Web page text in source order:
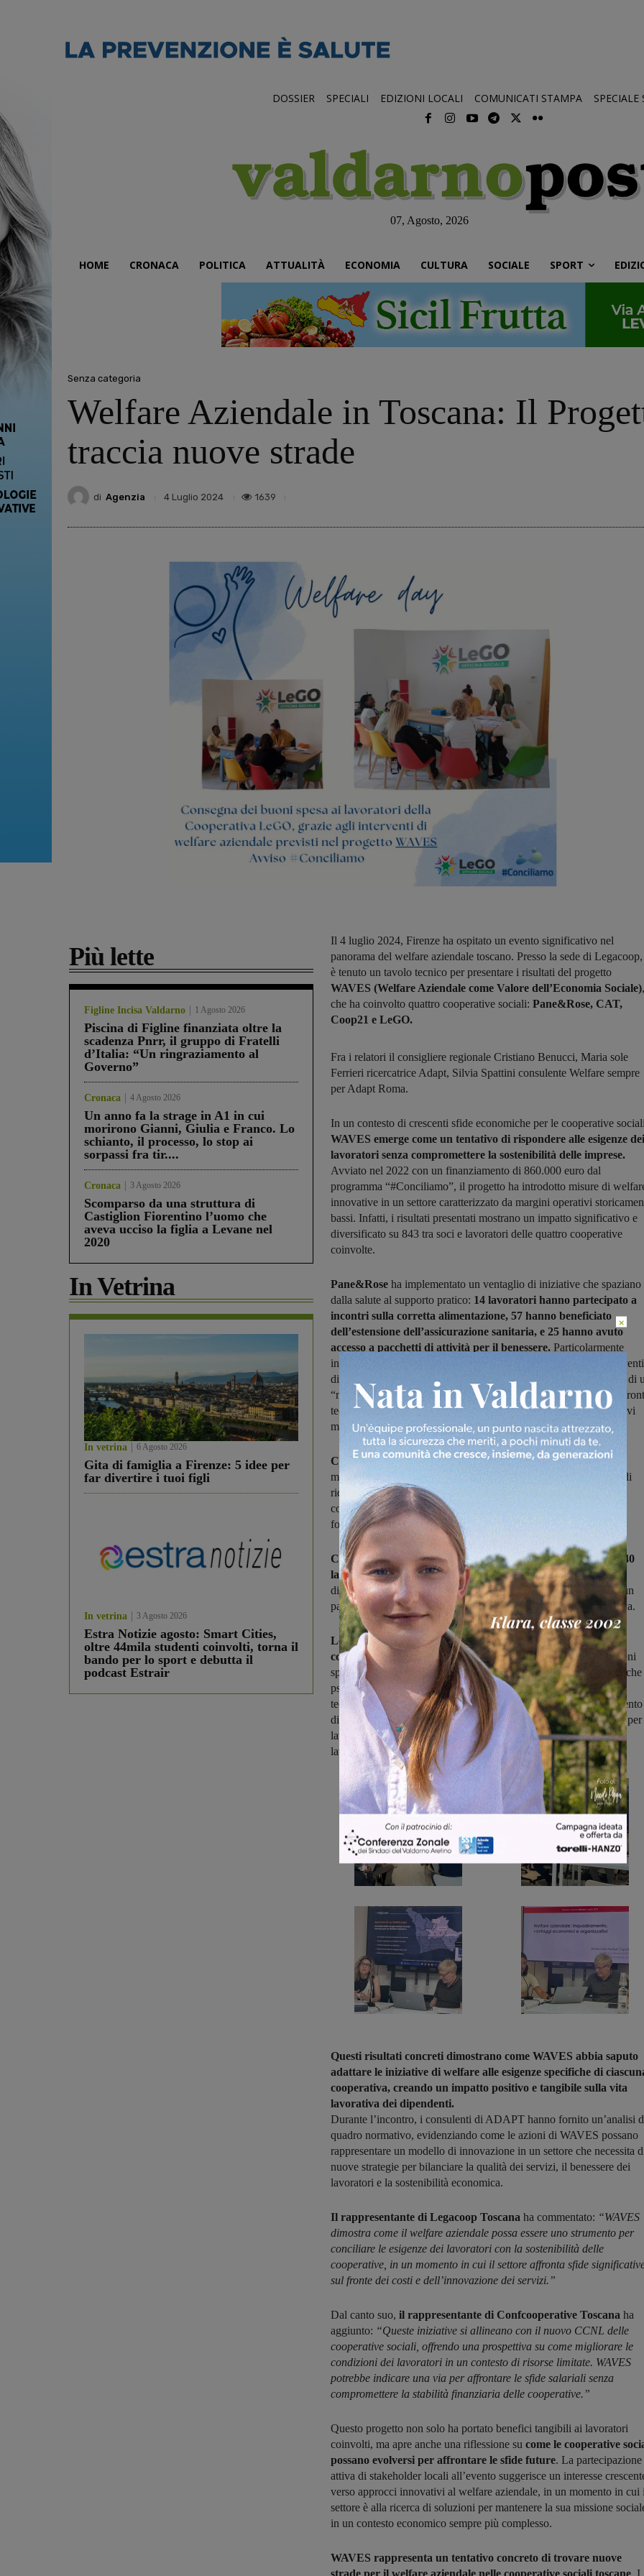
DOSSIER SPECIALI EDIZIONI LOCALI COMUNICATI STAMPA SPECIALE
07, Agosto, 2026
HOME CRONACA POLITICA ATTUALITÀ ECONOMIA CULTURA SOCIALE SPORT
Senza categoria
Welfare Aziendale in Toscana: Il
traccia nuove strade
di Agenzia 4 Luglio 2024 1639
Più lette
Figline Incisa Valdarno 1 Agosto 2026
Piscina di Figline finanziata oltre la
scadenza Pnrr, il gruppo di Fratelli
d’Italia: “Un ringraziamento al
Governo”
Cronaca 4 Agosto 2026
Un anno fa la strage in A1 in cui
morirono Gianni, Giulia e Franco. Lo
schianto, il processo, lo stop ai
sorpassi fra tir....
Cronaca 3 Agosto 2026
Scomparso da una struttura di
Castiglion Fiorentino l’uomo che
aveva ucciso la figlia a Levane nel
2020
In Vetrina
In vetrina 6 Agosto 2026
Gita di famiglia a Firenze: 5 idee per
far divertire i tuoi figli
In vetrina 3 Agosto 2026
Estra Notizie agosto: Smart Cities,
oltre 44mila studenti coinvolti, torna il
bando per lo sport e debutta il
podcast Estrair
Il 4 luglio 2024, Firenze ha ospitato un evento significativo nel
panorama del welfare aziendale toscano. Presso la sede di
è tenuto un tavolo tecnico per presentare i risultati del progetto
WAVES (Welfare Aziendale come Valore dell’Economia Sociale),
che ha coinvolto quattro cooperative sociali: Pane&Rose, CAT,
Coop21 e LeGO.
Fra i relatori il consigliere regionale Cristiano Benucci, Maria sole
Ferrieri ricercatrice Adapt, Silvia Spattini consulente Welfare sempre
per Adapt Roma.
In un contesto di crescenti sfide economiche per le cooperative
WAVES emerge come un tentativo di rispondere alle esigenze dei
lavoratori senza compromettere la sostenibilità delle imprese.
Avviato nel 2022 con un finanziamento di 860.000 euro dal
programma “#Conciliamo”, il progetto ha introdotto misure di
innovative in un settore caratterizzato da margini operativi
bassi. Infatti, i risultati presentati mostrano un impatto significativo e
diversificato su 843 tra soci e lavoratori delle quattro cooperative
coinvolte.
Pane&Rose ha implementato un ventaglio di iniziative che spaziano
dalla salute al supporto pratico: 14 lavoratori hanno partecipato a
incontri sulla corretta alimentazione, 57 hanno beneficiato
dell’estensione dell’assicurazione sanitaria, e 25 hanno avuto
accesso a pacchetti di attività per il benessere. Particolarmente
innovativi sono stati i servizi di supporto domestico, con 16 interventi
di manutenzione e 15 di pulizie a domicilio, oltre all’introduzione di
“maggiordomo aziendale” a disposizione di tutti i lavoratori. Sul
tecnologico, Pane&Rose ha distribuito 25 notebook e 27 dispositivi
mobili, promuovendo il lavoro agile.
CAT ha focalizzato i suoi sforzi su 60 lavoratori, con iniziative
mirate come l’integrazione della maternità al 100% e programmi di
riqualificazione professionale per il rientro dalla maternità. La
cooperativa ha anche investito nell’aggiornamento tecnologico,
fornendo computer e PC ai suoi dipendenti.
Coop21, pur essendo la più piccola del gruppo, ha coinvolto 40
lavoratori,offrendo buoni spesa ai soci con contratto di lavoro
dipendente e dotando 12 persone di strumentazione informatica, un
passo importante verso la digitalizzazione e la flessibilità lavorativa.
LeGO ha dimostrato un approccio particolarmente inclusivo,
coinvolgendo ben 210 lavoratori. Le iniziative spaziano dai buoni
spesa per i lavoratori con anzianità di servizio, a sedute fisioterapiche
psicologiche per i soci. Significativo è stato l’investimento in
tecnologia, con l’acquisto di PC, smartphone e tablet, e l’allestimento
di spazi di co-working. LeGO ha anche puntato sulla formazione
lavoro da remoto, promuovendo la digitalizzazione dei processi
lavorativi.
Questi risultati concreti dimostrano come WAVES abbia saputo
adattare le iniziative di welfare alle esigenze specifiche di
cooperativa, creando un impatto positivo e tangibile sulla vita
lavorativa dei dipendenti.
Durante l’incontro, i consulenti di ADAPT hanno fornito un’analisi
quadro normativo, evidenziando come le azioni di WAVES possano
rappresentare un modello di innovazione in un settore che necessita
nuove strategie per bilanciare la qualità dei servizi, il benessere dei
lavoratori e la sostenibilità economica.
Il rappresentante di Legacoop Toscana ha commentato: “WAVES
dimostra come il welfare aziendale possa essere uno strumento per
conciliare le esigenze dei lavoratori con la sostenibilità delle
cooperative, in un momento in cui il settore affronta sfide
sul fronte dei costi e dell’innovazione dei servizi.”
Dal canto suo, il rappresentante di Confcooperative Toscana ha
aggiunto: “Queste iniziative si allineano con il nuovo CCNL delle
cooperative sociali, offrendo una prospettiva su come migliorare le
condizioni dei lavoratori in un contesto di risorse limitate. WAVES
potrebbe indicare una via per affrontare le sfide salariali senza
compromettere la stabilità finanziaria delle cooperative.”
Questo progetto non solo ha portato benefici tangibili ai lavoratori
coinvolti, ma apre anche una riflessione su come le cooperative
possano evolversi per affrontare le sfide future. La partecipazione
attiva di stakeholder locali all’evento suggerisce un interesse
verso approcci innovativi al welfare aziendale, in un momento in cui
settore è alla ricerca di soluzioni per mantenere la sua missione
in un contesto economico sempre più complesso.
WAVES rappresenta un tentativo concreto di trovare nuove
×